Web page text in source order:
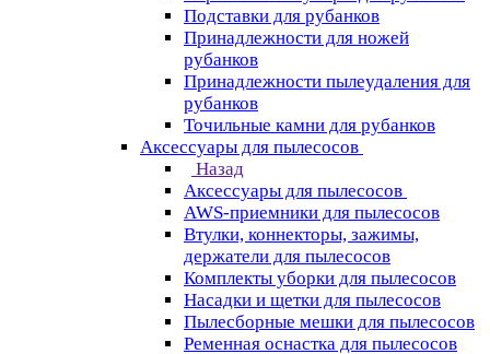
Подставки для рубанков
Принадлежности для ножей
рубанков
Принадлежности пылеудаления для
рубанков
Точильные камни для рубанков
Аксессуары для пылесосов
Назад
Аксессуары для пылесосов
AWS-приемники для пылесосов
Втулки, коннекторы, зажимы,
держатели для пылесосов
Комплекты уборки для пылесосов
Насадки и щетки для пылесосов
Пылесборные мешки для пылесосов
Ременная оснастка для пылесосов